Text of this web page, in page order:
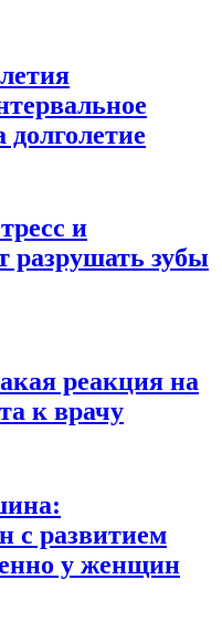
и
разрушать зубы
реакция на
к врачу
с развитием
у женщин